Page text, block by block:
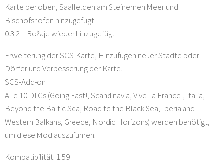
Karte behoben, Saalfelden am Steinernen Meer und
Bischofshofen hinzugefügt
0.3.2 – Rožaje wieder hinzugefügt
Erweiterung der SCS-Karte, Hinzufügen neuer Städte oder
Dörfer und Verbesserung der Karte.
SCS-Add-on
Alle 10 DLCs (Going East!, Scandinavia, Vive La France!, Italia,
Beyond the Baltic Sea, Road to the Black Sea, Iberia and
Western Balkans, Greece, Nordic Horizons) werden benötigt,
um diese Mod auszuführen.
Kompatibilität: 1.59